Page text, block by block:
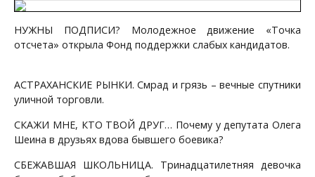
НУЖНЫ ПОДПИСИ? Молодежное движение «Точка
отсчета» открыла Фонд поддержки слабых кандидатов.
АСТРАХАНСКИЕ РЫНКИ. Смрад и грязь – вечные спутники
уличной торговли.
СКАЖИ МНЕ, КТО ТВОЙ ДРУГ… Почему у депутата Олега
Шеина в друзьях вдова бывшего боевика?
СБЕЖАВШАЯ ШКОЛЬНИЦА. Тринадцатилетняя девочка